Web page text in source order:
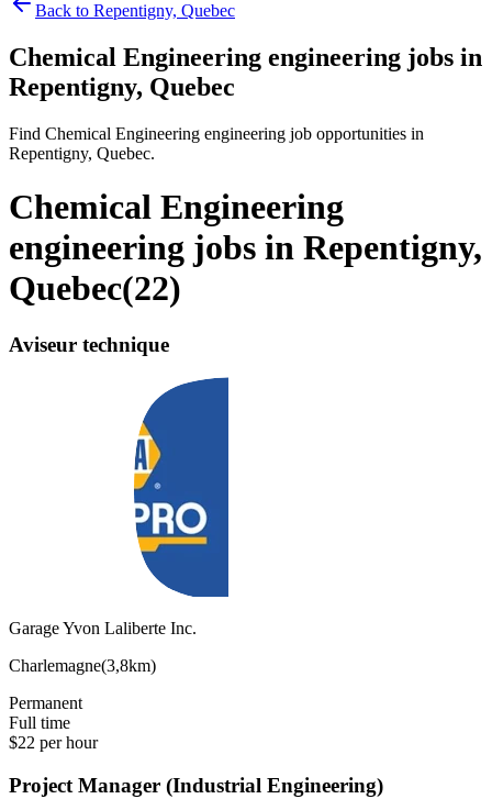
Back to Repentigny, Quebec
Chemical Engineering engineering jobs in
Repentigny, Quebec
Find Chemical Engineering engineering job opportunities in
Repentigny, Quebec.
Chemical Engineering
engineering jobs in Repentigny,
Quebec(22)
Aviseur technique
Garage Yvon Laliberte Inc.
Charlemagne(3,8km)
Permanent
Full time
$22 per hour
Project Manager (Industrial Engineering)